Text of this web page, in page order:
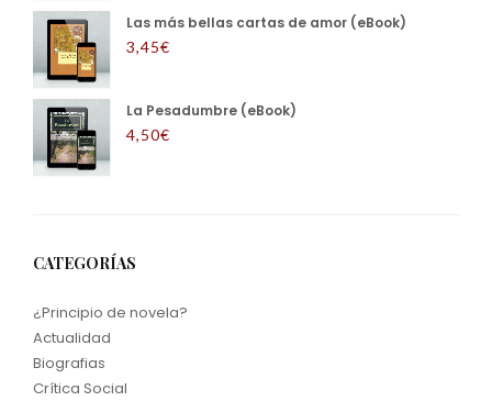
Las más bellas cartas de amor (eBook)
3,45€
La Pesadumbre (eBook)
4,50€
CATEGORÍAS
¿Principio de novela?
Actualidad
Biografias
Crítica Social